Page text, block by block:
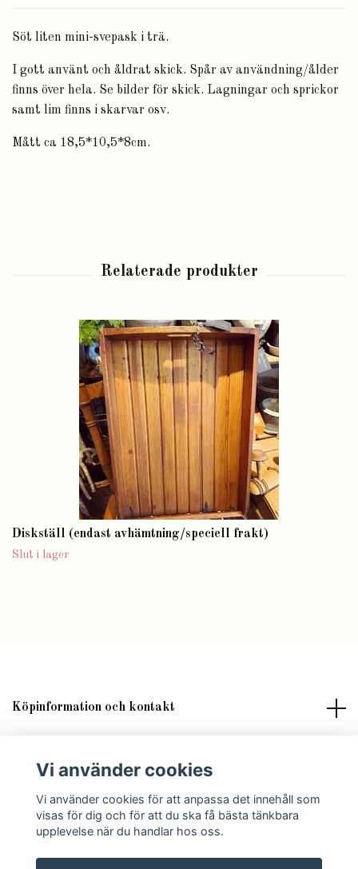
Söt liten mini-svepask i trä.
I gott använt och åldrat skick. Spår av användning/ålder
finns över hela. Se bilder för skick. Lagningar och sprickor
samt lim finns i skarvar osv.
Mått ca 18,5*10,5*8cm.
Diskställ (endast avhämtning/speciell frakt)
Slut i lager
Köpinformation och kontakt
Sociala medier
Vi använder cookies
Vi använder cookies för att anpassa det innehåll som
visas för dig och för att du ska få bästa tänkbara
upplevelse när du handlar hos oss.